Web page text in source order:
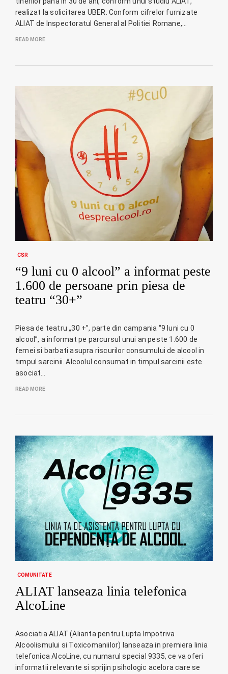
realizat la solicitarea UBER. Conform cifrelor furnizate
ALIAT de Inspectoratul General al Politiei Romane,…
READ MORE
CSR
“9 luni cu 0 alcool” a informat peste
1.600 de persoane prin piesa de
teatru “30+”
Piesa de teatru „30 +”, parte din campania “9 luni cu 0
alcool”, a informat pe parcursul unui an peste 1.600 de
femei si barbati asupra riscurilor consumului de alcool in
timpul sarcinii. Alcoolul consumat in timpul sarcinii este
asociat…
READ MORE
COMUNITATE
ALIAT lanseaza linia telefonica
AlcoLine
Asociatia ALIAT (Alianta pentru Lupta Impotriva
Alcoolismului si Toxicomaniilor) lanseaza in premiera linia
telefonica AlcoLine, cu numarul special 9335, ce va oferi
informatii relevante si sprijin psihologic acelora care se